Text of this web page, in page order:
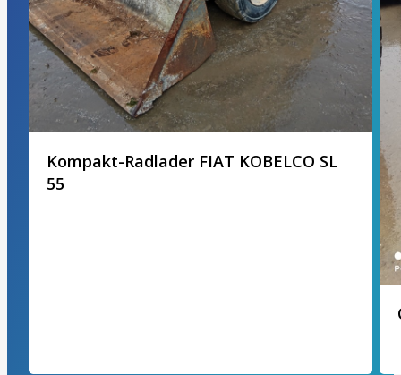
Kompakt-Radlader FIAT KOBELCO SL
55